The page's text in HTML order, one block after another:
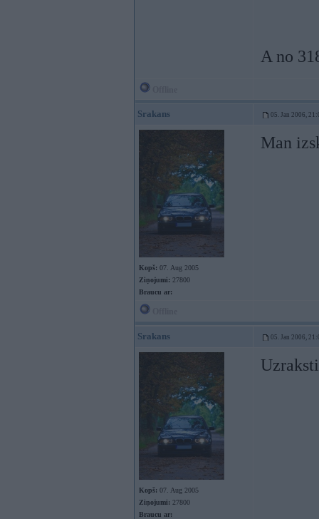
A no
Srakans 05. Jan 2006,
Kopš: 07. Aug 2005
Ziņojumi: 27800
Braucu ar:
Man
Srakans 05. Jan 2006,
Kopš: 07. Aug 2005
Ziņojumi: 27800
Braucu ar: